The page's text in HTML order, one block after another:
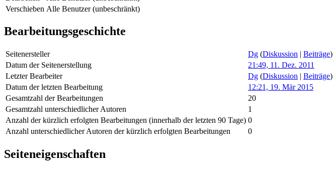
Verschieben Alle Benutzer (unbeschränkt)
Bearbeitungsgeschichte
Seitenersteller Dg (Diskussion | Beiträge)
Datum der Seitenerstellung
21:49, 11. Dez. 2011
Letzter Bearbeiter
Dg (Diskussion | Beiträge)
Datum der letzten Bearbeitung
12:21, 19. Mär 2015
Gesamtzahl der Bearbeitungen
20
Gesamtzahl unterschiedlicher Autoren
1
Anzahl der kürzlich erfolgten Bearbeitungen (innerhalb der letzten 90 Tage) 0
Anzahl unterschiedlicher Autoren der kürzlich erfolgten Bearbeitungen
0
Seiteneigenschaften